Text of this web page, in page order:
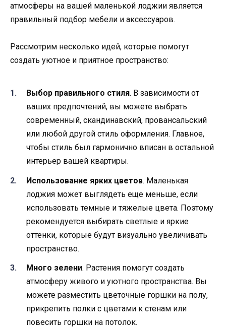
атмосферы на вашей маленькой лоджии является
правильный подбор мебели и аксессуаров.
Рассмотрим несколько идей, которые помогут
создать уютное и приятное пространство:
Выбор правильного стиля. В зависимости от
ваших предпочтений, вы можете выбрать
современный, скандинавский, провансальский
или любой другой стиль оформления. Главное,
чтобы стиль был гармонично вписан в остальной
интерьер вашей квартиры.
Использование ярких цветов. Маленькая
лоджия может выглядеть еще меньше, если
использовать темные и тяжелые цвета. Поэтому
рекомендуется выбирать светлые и яркие
оттенки, которые будут визуально увеличивать
пространство.
Много зелени. Растения помогут создать
атмосферу живого и уютного пространства. Вы
можете разместить цветочные горшки на полу,
прикрепить полки с цветами к стенам или
повесить горшки на потолок.